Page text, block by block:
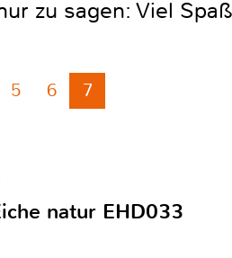
zu sagen: Viel
5 6 7
natur EHD033